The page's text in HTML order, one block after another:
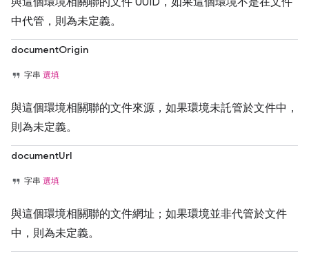
中代管，則為未定義。
documentOrigin
字串 選填
與這個環境相關聯的文件來源，如果環境未託管於文件中，
則為未定義。
documentUrl
字串 選填
與這個環境相關聯的文件網址；如果環境並非代管於文件
中，則為未定義。